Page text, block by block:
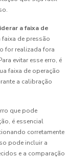
a faixa de
de pressão
for realizada fora
evitar esse erro, é
faixa de operação
a calibração
que pode
é essencial
corretamente
pode incluir a
e a comparação